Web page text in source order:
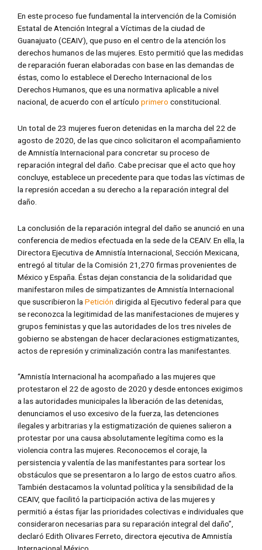
En este proceso fue fundamental la intervención de la Comisión
Estatal de Atención Integral a Víctimas de la ciudad de
Guanajuato (CEAIV), que puso en el centro de la atención los
derechos humanos de las mujeres. Esto permitió que las medidas
de reparación fueran elaboradas con base en las demandas de
éstas, como lo establece el Derecho Internacional de los
Derechos Humanos, que es una normativa aplicable a nivel
nacional, de acuerdo con el artículo primero constitucional.
Un total de 23 mujeres fueron detenidas en la marcha del 22 de
agosto de 2020, de las que cinco solicitaron el acompañamiento
de Amnistía Internacional para concretar su proceso de
reparación integral del daño. Cabe precisar que el acto que hoy
concluye, establece un precedente para que todas las víctimas de
la represión accedan a su derecho a la reparación integral del
daño.
La conclusión de la reparación integral del daño se anunció en una
conferencia de medios efectuada en la sede de la CEAIV. En ella, la
Directora Ejecutiva de Amnistía Internacional, Sección Mexicana,
entregó al titular de la Comisión 21,270 firmas provenientes de
México y España. Éstas dejan constancia de la solidaridad que
manifestaron miles de simpatizantes de Amnistía Internacional
que suscribieron la Petición dirigida al Ejecutivo federal para que
se reconozca la legitimidad de las manifestaciones de mujeres y
grupos feministas y que las autoridades de los tres niveles de
gobierno se abstengan de hacer declaraciones estigmatizantes,
actos de represión y criminalización contra las manifestantes.
“Amnistía Internacional ha acompañado a las mujeres que
protestaron el 22 de agosto de 2020 y desde entonces exigimos
a las autoridades municipales la liberación de las detenidas,
denunciamos el uso excesivo de la fuerza, las detenciones
ilegales y arbitrarias y la estigmatización de quienes salieron a
protestar por una causa absolutamente legítima como es la
violencia contra las mujeres. Reconocemos el coraje, la
persistencia y valentía de las manifestantes para sortear los
obstáculos que se presentaron a lo largo de estos cuatro años.
También destacamos la voluntad política y la sensibilidad de la
CEAIV, que facilitó la participación activa de las mujeres y
permitió a éstas fijar las prioridades colectivas e individuales que
consideraron necesarias para su reparación integral del daño”,
declaró Edith Olivares Ferreto, directora ejecutiva de Amnistía